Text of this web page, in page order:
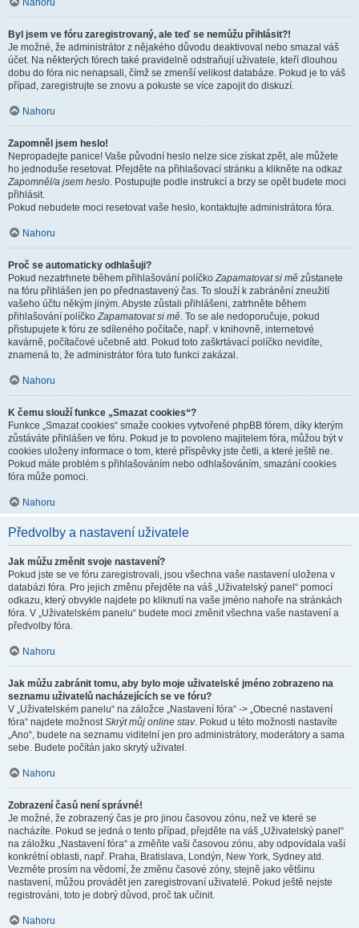
Nahoru
Byl jsem ve fóru zaregistrovaný, ale teď se nemůžu přihlásit?!
Je možné, že administrátor z nějakého důvodu deaktivoval nebo smazal váš
účet. Na některých fórech také pravidelně odstraňují uživatele, kteří dlouhou
dobu do fóra nic nenapsali, čímž se zmenší velikost databáze. Pokud je to váš
případ, zaregistrujte se znovu a pokuste se více zapojit do diskuzí.
Nahoru
Zapomněl jsem heslo!
Nepropadejte panice! Vaše původní heslo nelze sice získat zpět, ale můžete
ho jednoduše resetovat. Přejděte na přihlašovací stránku a klikněte na odkaz
Zapomněl/a jsem heslo. Postupujte podle instrukcí a brzy se opět budete moci
přihlásit.
Pokud nebudete moci resetovat vaše heslo, kontaktujte administrátora fóra.
Nahoru
Proč se automaticky odhlašuji?
Pokud nezatrhnete během přihlašování políčkoZapamatovat si mě zůstanete
na fóru přihlášen jen po přednastavený čas. To slouží k zabránění zneužití
vašeho účtu někým jiným. Abyste zůstali přihlášeni, zatrhněte během
přihlašování políčkoZapamatovat si mě. To se ale nedoporučuje, pokud
přistupujete k fóru ze sdíleného počítače, např. v knihovně, internetové
kavárně, počítačové učebně atd. Pokud toto zaškrtávací políčko nevidíte,
znamená to, že administrátor fóra tuto funkci zakázal.
Nahoru
K čemu slouží funkce „Smazat cookies“?
Funkce „Smazat cookies“ smaže cookies vytvořené phpBB fórem, díky kterým
zůstáváte přihlášen ve fóru. Pokud je to povoleno majitelem fóra, můžou být v
cookies uloženy informace o tom, které příspěvky jste četli, a které ještě ne.
Pokud máte problém s přihlašováním nebo odhlašováním, smazání cookies
fóra může pomoci.
Nahoru
Předvolby a nastavení uživatele
Jak můžu změnit svoje nastavení?
Pokud jste se ve fóru zaregistrovali, jsou všechna vaše nastavení uložena v
databázi fóra. Pro jejich změnu přejděte na váš „Uživatelský panel“ pomocí
odkazu, který obvykle najdete po kliknutí na vaše jméno nahoře na stránkách
fóra. V „Uživatelském panelu“ budete moci změnit všechna vaše nastavení a
předvolby fóra.
Nahoru
Jak můžu zabránit tomu, aby bylo moje uživatelské jméno zobrazeno na
seznamu uživatelů nacházejících se ve fóru?
V „Uživatelském panelu“ na záložce „Nastavení fóra“ -> „Obecné nastavení
fóra“ najdete možnostSkrýt můj online stav. Pokud u této možnosti nastavíte
„Ano“, budete na seznamu viditelní jen pro administrátory, moderátory a sama
sebe. Budete počítán jako skrytý uživatel.
Nahoru
Zobrazení časů není správné!
Je možné, že zobrazený čas je pro jinou časovou zónu, než ve které se
nacházíte. Pokud se jedná o tento případ, přejděte na váš „Uživatelský panel“
na záložku „Nastavení fóra“ a změňte vaši časovou zónu, aby odpovídala vaší
konkrétní oblasti, např. Praha, Bratislava, Londýn, New York, Sydney atd.
Vezměte prosím na vědomí, že změnu časové zóny, stejně jako většinu
nastavení, můžou provádět jen zaregistrovaní uživatelé. Pokud ještě nejste
registrováni, toto je dobrý důvod, proč tak učinit.
Nahoru